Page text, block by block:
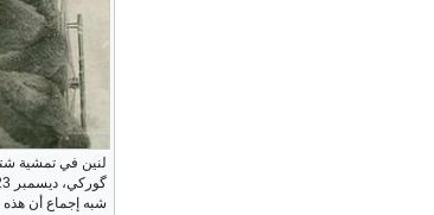
لنين في تمشية
شبه إجماع أن